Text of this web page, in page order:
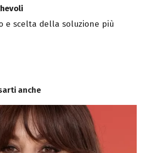
e scelta della soluzione più
anche